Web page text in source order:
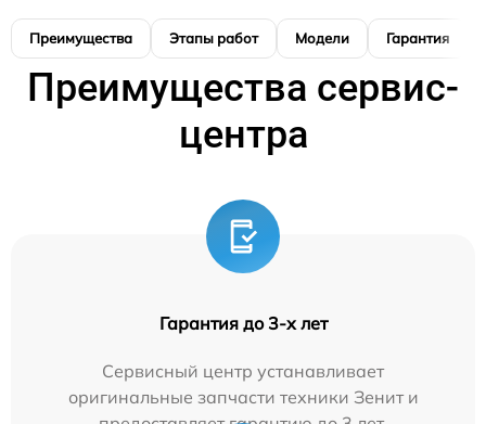
Преимущества Этапы работ Модели Гарантия
Преимущества сервис-
центра
Гарантия до 3-х лет
Сервисный центр устанавливает
оригинальные запчасти техники Зенит и